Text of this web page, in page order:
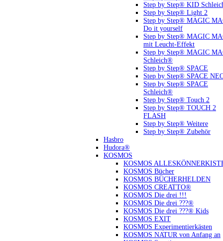
Step by Step® KID
Step by Step® Light 2
Step by Step® MAGIC
Do it yourself
Step by Step® MAGIC
mit Leucht-Effekt
Step by Step® MAGIC
Schleich®
Step by Step® SPACE
Step by Step® SPACE
Step by Step® SPACE
Schleich®
Step by Step® Touch 2
Step by Step® TOUCH 2
FLASH
Step by Step® Weitere
Step by Step® Zubehör
Hasbro
Hudora®
KOSMOS
KOSMOS
KOSMOS Bücher
KOSMOS BÜCHERHELDEN
KOSMOS CREATTO®
KOSMOS Die drei !!!
KOSMOS Die drei ???®
KOSMOS Die drei ???® Kids
KOSMOS EXIT
KOSMOS Experimentierkästen
KOSMOS NATUR von Anfang an